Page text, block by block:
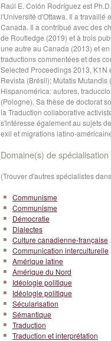
Raúl E. Colón Rodríguez est
l'Université d'Ottawa. Il a
Canada. Il a contribué avec des
de Routledge (2019) et à trois
une autre au Canada (2013) et
traductions commentées et des
Selected Proceedings 2013, K1N
Revista (Brésil); Mutatis
Hispanomérica: autores,
(Pologne). Sa thèse de doctorat
la Traduction collaborative
s'intéresse également au sujets
exil et migrations latino-
Domaine(s) de spécialisation
(Trouver d'autres spécialistes
Communisme
Communisme
Démocratie
Dialectes
Culture canadienne-française
Communication interculturelle
Amérique latine
Amérique du Nord
Idéologie politique
Idéologie politique
Sécularisation
Sémantique
Traduction
Traduction et interprétation